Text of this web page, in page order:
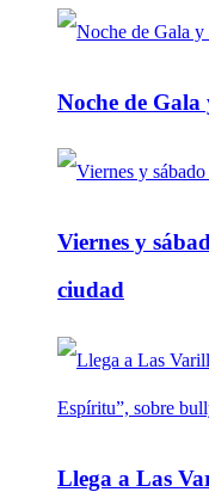
Noche de
Viernes y
ciudad
Llega a Las